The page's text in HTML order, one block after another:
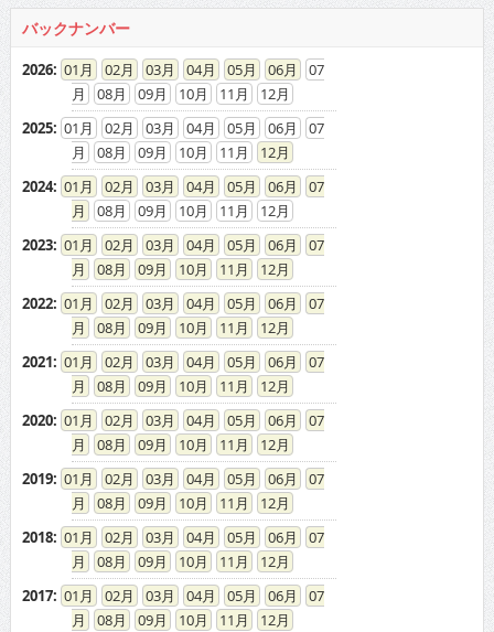
バックナンバー
2026: 01 02 03 04 05 06
07
08
09 10 11
12
2025: 01 02 03 04 05 06
07
08
09 10 11
12
2024: 01 02 03 04 05 06
07
08
09 10 11
12
2023: 01 02 03 04 05 06
07
08
09 10 11
12
2022: 01 02 03 04 05 06
07
08
09 10 11
12
2021: 01 02 03 04 05 06
07
08
09 10 11
12
2020: 01 02 03 04 05 06
07
08
09 10 11
12
2019: 01 02 03 04 05 06
07
08
09 10 11
12
2018: 01 02 03 04 05 06
07
08
09 10 11
12
2017: 01 02 03 04 05 06
07
08
09 10 11
12